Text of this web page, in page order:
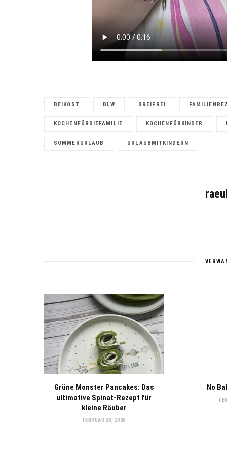
BEIKOST BLW BREIFREI
KOCHENFÜRDIEFAMILIE KOCHENFÜRKINDER
SOMMERURLAUB URLAUBMITKINDERN
Grüne Monster Pancakes: Das
ultimative Spinat-Rezept für
kleine Räuber
FEBRUAR 28, 2026
No